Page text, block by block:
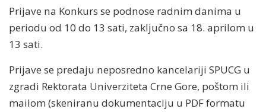
Prijave na Konkurs se podnose radnim danima u
periodu od 10 do 13 sati, zaključno sa 18. aprilom u
13 sati.
Prijave se predaju neposredno kancelariji SPUCG u
zgradi Rektorata Univerziteta Crne Gore, poštom ili
mailom (skeniranu dokumentaciju u PDF formatu